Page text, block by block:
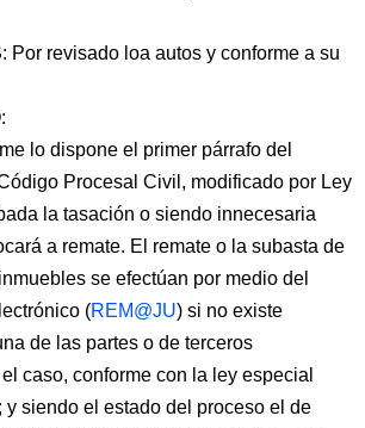
Por revisado loa autos y conforme a su
lo dispone el primer párrafo del
Procesal Civil, modificado por Ley
la tasación o siendo innecesaria
a remate. El remate o la subasta de
se efectúan por medio del
(REM@JU) si no existe
de las partes o de terceros
caso, conforme con la ley especial
siendo el estado del proceso el de